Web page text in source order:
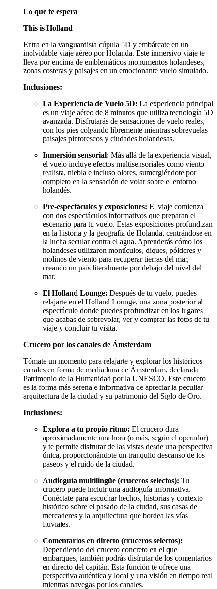
Lo que te espera
This is Holland
Entra en la vanguardista cúpula 5D y embárcate en un
inolvidable viaje aéreo por Holanda. Este inmersivo viaje te
lleva por encima de emblemáticos monumentos holandeses,
zonas costeras y paisajes en un emocionante vuelo simulado.
Inclusiones:
La Experiencia de Vuelo 5D: La experiencia principal
es un viaje aéreo de 8 minutos que utiliza tecnología 5D
avanzada. Disfrutarás de sensaciones de vuelo reales,
con los pies colgando libremente mientras sobrevuelas
paisajes pintorescos y ciudades holandesas.
Inmersión sensorial: Más allá de la experiencia visual,
el vuelo incluye efectos multisensoriales como viento
realista, niebla e incluso olores, sumergiéndote por
completo en la sensación de volar sobre el entorno
holandés.
Pre-espectáculos y exposiciones: El viaje comienza
con dos espectáculos informativos que preparan el
escenario para tu vuelo. Estas exposiciones profundizan
en la historia y la geografía de Holanda, centrándose en
la lucha secular contra el agua. Aprenderás cómo los
holandeses utilizaron montículos, diques, pólderes y
molinos de viento para recuperar tierras del mar,
creando un país literalmente por debajo del nivel del
mar.
El Holland Lounge: Después de tu vuelo, puedes
relajarte en el Holland Lounge, una zona posterior al
espectáculo donde puedes profundizar en los lugares
que acabas de sobrevolar, ver y comprar las fotos de tu
viaje y concluir tu visita.
Crucero por los canales de Ámsterdam
Tómate un momento para relajarte y explorar los históricos
canales en forma de media luna de Ámsterdam, declarada
Patrimonio de la Humanidad por la UNESCO. Este crucero
es la forma más serena e informativa de apreciar la peculiar
arquitectura de la ciudad y su patrimonio del Siglo de Oro.
Inclusiones:
Explora a tu propio ritmo: El crucero dura
aproximadamente una hora (o más, según el operador)
y te permite disfrutar de las vistas desde una perspectiva
única, proporcionándote un tranquilo descanso de los
paseos y el ruido de la ciudad.
Audioguía multilingüe (cruceros selectos): Tu
crucero puede incluir una audioguía informativa.
Conéctate para escuchar hechos, historias y contexto
histórico sobre el pasado de la ciudad, sus casas de
mercaderes y la arquitectura que bordea las vías
fluviales.
Comentarios en directo (cruceros selectos):
Dependiendo del crucero concreto en el que
embarques, también podrás disfrutar de los comentarios
en directo del capitán. Esta función te ofrece una
perspectiva auténtica y local y una visión en tiempo real
mientras navegas por los canales.